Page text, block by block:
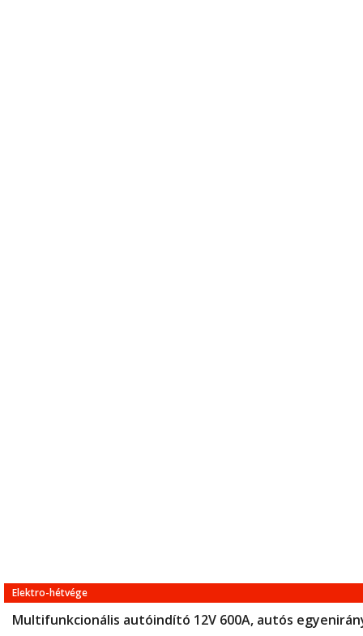
Elektro-hétvége
Multifunkcionális autóindító 12V 600A, autós